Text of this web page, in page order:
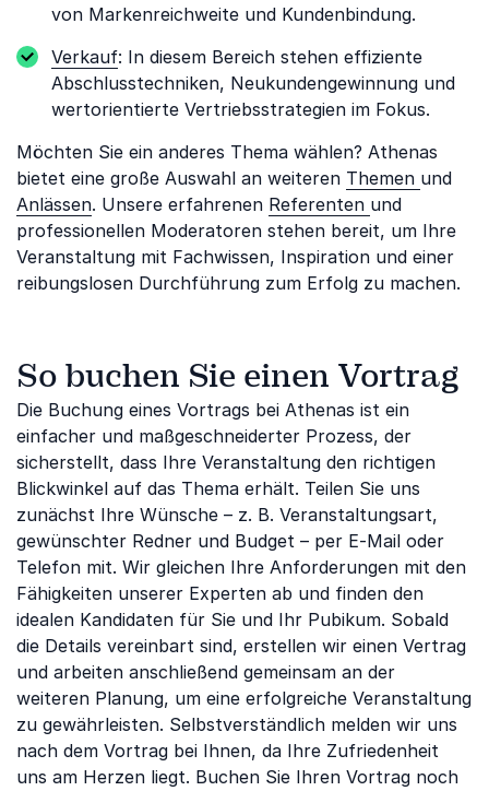
von Markenreichweite und Kundenbindung.
Verkauf: In diesem Bereich stehen effiziente
Abschlusstechniken, Neukundengewinnung und
wertorientierte Vertriebsstrategien im Fokus.
Möchten Sie ein anderes Thema wählen? Athenas
bietet eine große Auswahl an weiteren Themen und
Anlässen. Unsere erfahrenen Referenten und
professionellen Moderatoren stehen bereit, um Ihre
Veranstaltung mit Fachwissen, Inspiration und einer
reibungslosen Durchführung zum Erfolg zu machen.
So buchen Sie einen Vortrag
Die Buchung eines Vortrags bei Athenas ist ein
einfacher und maßgeschneiderter Prozess, der
sicherstellt, dass Ihre Veranstaltung den richtigen
Blickwinkel auf das Thema erhält. Teilen Sie uns
zunächst Ihre Wünsche – z. B. Veranstaltungsart,
gewünschter Redner und Budget – per E-Mail oder
Telefon mit. Wir gleichen Ihre Anforderungen mit den
Fähigkeiten unserer Experten ab und finden den
idealen Kandidaten für Sie und Ihr Pubikum. Sobald
die Details vereinbart sind, erstellen wir einen Vertrag
und arbeiten anschließend gemeinsam an der
weiteren Planung, um eine erfolgreiche Veranstaltung
zu gewährleisten. Selbstverständlich melden wir uns
nach dem Vortrag bei Ihnen, da Ihre Zufriedenheit
uns am Herzen liegt. Buchen Sie Ihren Vortrag noch